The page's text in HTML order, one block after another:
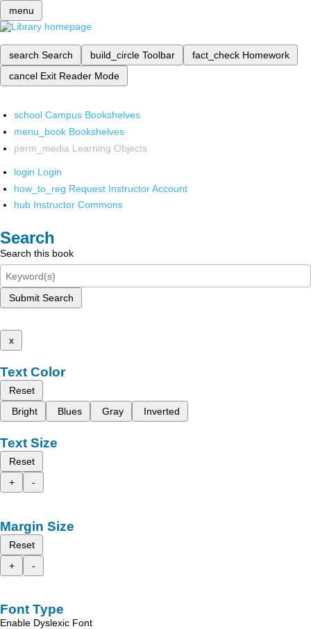
menu
search Search build_circle Toolbar fact_check Homework
cancel Exit Reader Mode
school Campus Bookshelves
menu_book Bookshelves
perm_media Learning Objects
login Login
how_to_reg Request Instructor Account
hub Instructor Commons
Search
Search this book
Submit Search
x
Text Color
Reset
Bright
Blues Gray Inverted
Text Size
Reset
+
-
Margin Size
Reset
+
-
Font Type
Enable Dyslexic Font